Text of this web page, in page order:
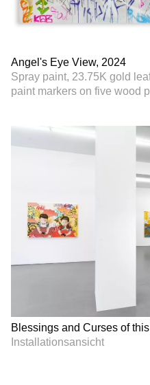
Angel's Eye View, 2024
Spray paint, 23.75K gold
paint markers on five wood
Blessings and Curses of
Installationsansicht